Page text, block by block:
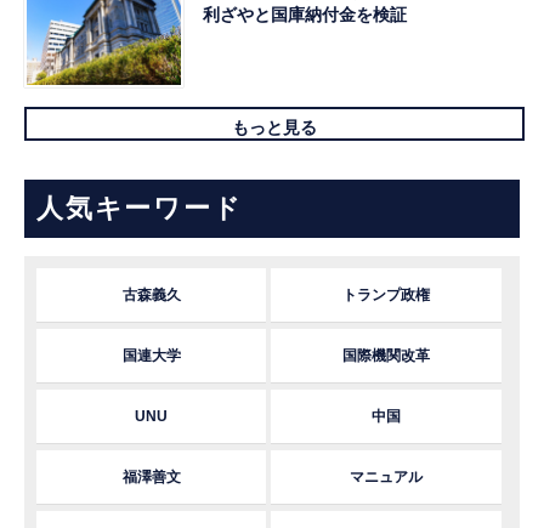
利ざやと国庫納付金を検証
もっと見る
人気キーワード
古森義久 トランプ政権
国連大学 国際機関改革
UNU 中国
福澤善文 マニュアル